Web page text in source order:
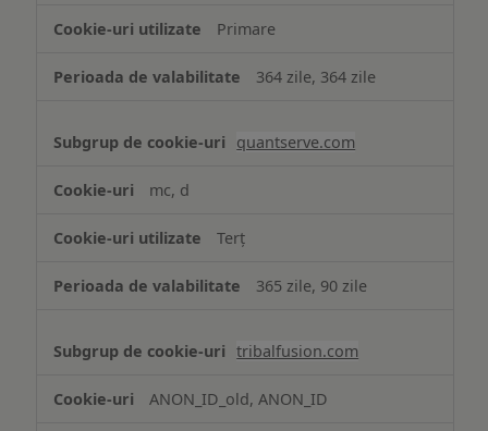
Primare
364 zile, 364 zile
quantserve.com
mc, d
Terț
365 zile, 90 zile
tribalfusion.com
ANON_ID_old, ANON_ID